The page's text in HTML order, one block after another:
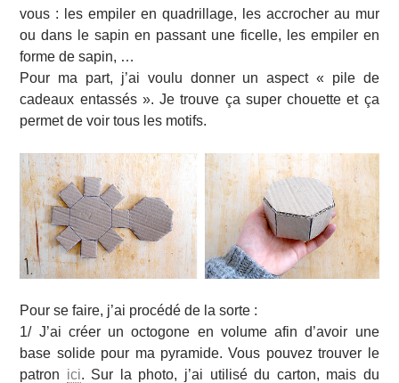
vous : les empiler en quadrillage, les accrocher au mur
ou dans le sapin en passant une ficelle, les empiler en
forme de sapin, …
Pour ma part, j’ai voulu donner un aspect « pile de
cadeaux entassés ». Je trouve ça super chouette et ça
permet de voir tous les motifs.
Pour se faire, j’ai procédé de la sorte :
1/ J’ai créer un octogone en volume afin d’avoir une
base solide pour ma pyramide. Vous pouvez trouver le
patron ici. Sur la photo, j’ai utilisé du carton, mais du